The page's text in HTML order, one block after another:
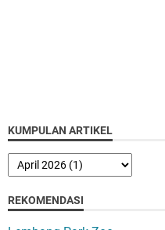
KUMPULAN ARTIKEL
REKOMENDASI